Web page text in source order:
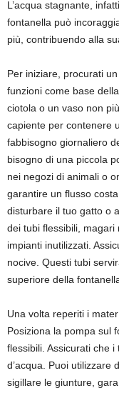
L’acqua stagnante,
fontanella può
più, contribuendo alla
Per iniziare, procurati
funzioni come base
ciotola o un vaso non
capiente per contenere
fabbisogno giornaliero
bisogno di una piccola
nei negozi di animali o
garantire un flusso
disturbare il tuo gatto o
dei tubi flessibili,
impianti inutilizzati.
nocive. Questi tubi
superiore della
Una volta reperiti i
Posiziona la pompa sul
flessibili. Assicurati che
d’acqua. Puoi utilizzare
sigillare le giunture,